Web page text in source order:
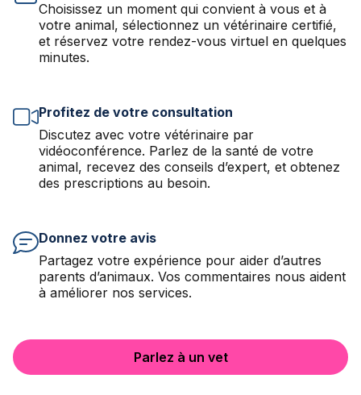
Choisissez un moment qui convient à vous et à
votre animal, sélectionnez un vétérinaire certifié,
et réservez votre rendez-vous virtuel en quelques
minutes.
Profitez de votre consultation
Discutez avec votre vétérinaire par
vidéoconférence. Parlez de la santé de votre
animal, recevez des conseils d’expert, et obtenez
des prescriptions au besoin.
Donnez votre avis
Partagez votre expérience pour aider d’autres
parents d’animaux. Vos commentaires nous aident
à améliorer nos services.
Parlez à un vet